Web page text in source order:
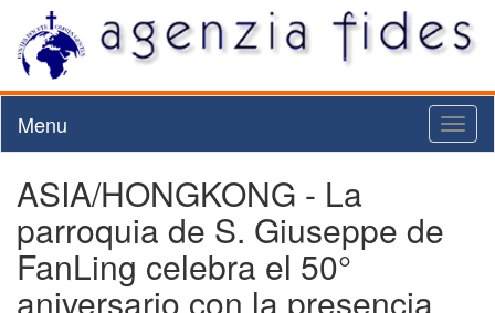
Menu
ASIA/HONGKONG - La
parroquia de S. Giuseppe de
FanLing celebra el 50°
aniversario con la presencia